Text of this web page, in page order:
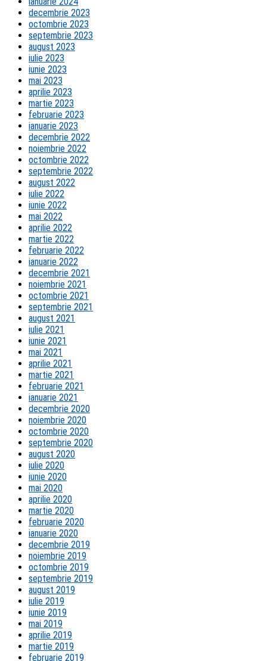
decembrie 2023
octombrie 2023
septembrie 2023
august 2023
iulie 2023
iunie 2023
mai 2023
aprilie 2023
martie 2023
februarie 2023
ianuarie 2023
decembrie 2022
noiembrie 2022
octombrie 2022
septembrie 2022
august 2022
iulie 2022
iunie 2022
mai 2022
aprilie 2022
martie 2022
februarie 2022
ianuarie 2022
decembrie 2021
noiembrie 2021
octombrie 2021
septembrie 2021
august 2021
iulie 2021
iunie 2021
mai 2021
aprilie 2021
martie 2021
februarie 2021
ianuarie 2021
decembrie 2020
noiembrie 2020
octombrie 2020
septembrie 2020
august 2020
iulie 2020
iunie 2020
mai 2020
aprilie 2020
martie 2020
februarie 2020
ianuarie 2020
decembrie 2019
noiembrie 2019
octombrie 2019
septembrie 2019
august 2019
iulie 2019
iunie 2019
mai 2019
aprilie 2019
martie 2019
februarie 2019